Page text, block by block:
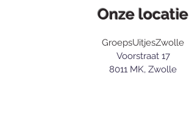
Onze locatie
GroepsUitjesZwolle
Voorstraat 17
8011 MK, Zwolle